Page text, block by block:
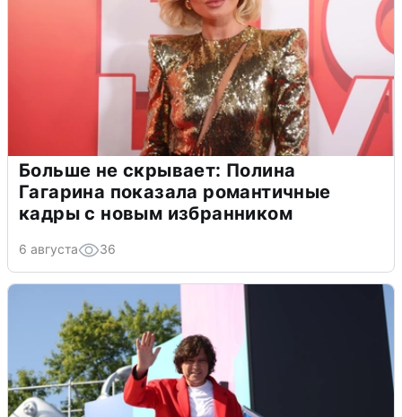
Больше не скрывает: Полина
Гагарина показала романтичные
кадры с новым избранником
6 августа 36